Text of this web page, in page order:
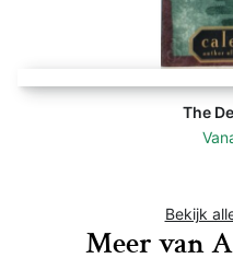
The
Bekijk
Meer van